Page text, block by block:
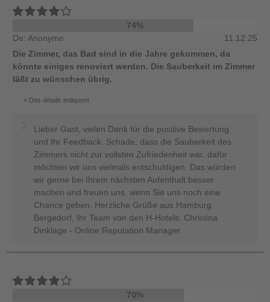
74%
De: Anonyme
11.12.25
Die Zimmer, das Bad sind in die Jahre gekommen, da
könnte einiges renoviert werden. Die Sauberkeit im Zimmer
läßt zu wünschen übrig.
Des détails indiquent
Lieber Gast, vielen Dank für die positive Bewertung
und Ihr Feedback. Schade, dass die Sauberkeit des
Zimmers nicht zur vollsten Zufriedenheit war, dafür
möchten wir uns vielmals entschuldigen. Das würden
wir gerne bei Ihrem nächsten Aufenthalt besser
machen und freuen uns, wenn Sie uns noch eine
Chance geben. Herzliche Grüße aus Hamburg
Bergedorf, Ihr Team von den H-Hotels, Christina
Dinklage - Online Reputation Manager
70%